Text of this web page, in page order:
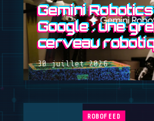
Gemini
Google : une
cerveau
30 juillet 2026
ROBOFEED